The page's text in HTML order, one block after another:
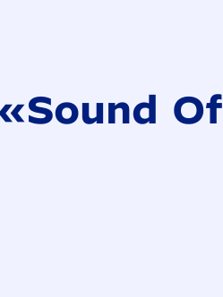
Of